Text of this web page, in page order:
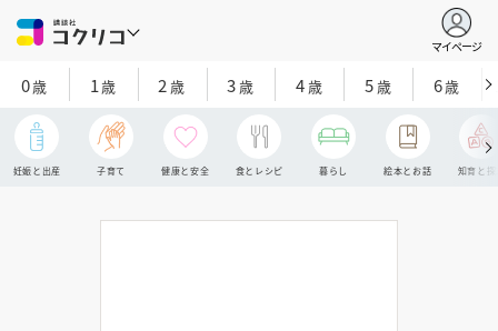
マイページ
0歳 1歳 2 歳 3歳 4歳 5歳 6歳
妊娠と出産 子育て 健康と安全 食とレシピ 暮らし 絵本とお話 知育と探